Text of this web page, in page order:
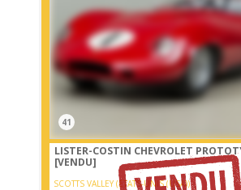
41
LISTER-COSTIN CHEVROLET
[VENDU]
SCOTTS VALLEY (ETATS-UNIS (USA))